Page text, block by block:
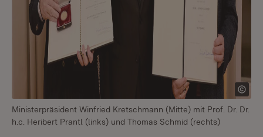
Ministerpräsident Winfried Kretschmann (Mitte) mit Prof. Dr. Dr.
h.c. Heribert Prantl (links) und Thomas Schmid (rechts)